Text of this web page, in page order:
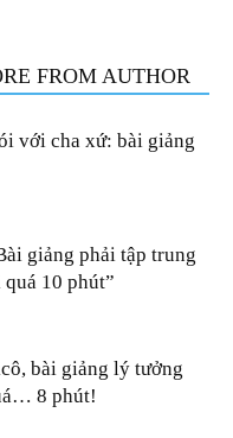
FROM AUTHOR
với cha xứ: bài giảng
giảng phải tập trung
10 phút”
bài giảng lý tưởng
8 phút!